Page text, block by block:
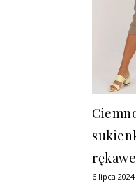
6 lipca 2024